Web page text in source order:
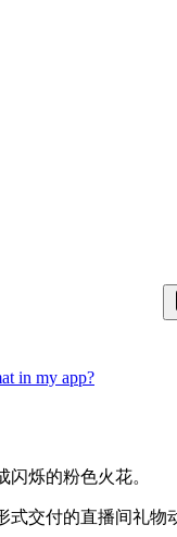
in my app?
烁的粉色火花。
式交付的直播间礼物